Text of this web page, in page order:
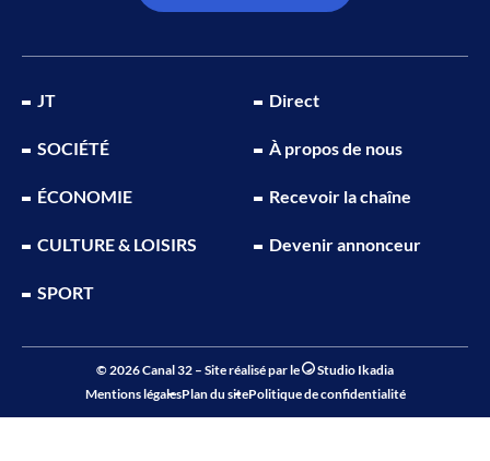
JT
SOCIÉTÉ
ÉCONOMIE
CULTURE & LOISIRS
SPORT
Direct
À propos de nous
Recevoir la chaîne
Devenir annonceur
Mentions légalesPlan du sitePolitique de confidentialité
© 2026 Canal 32 – Site réalisé par le Studio Ikadia